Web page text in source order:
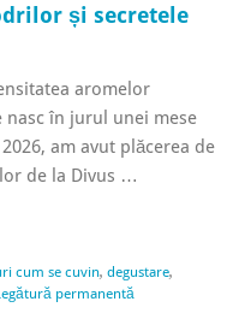
și secretele
aromelor
nasc în jurul unei mese
am avut plăcerea de
de la Divus …
cum se cuvin, degustare,
permanentă